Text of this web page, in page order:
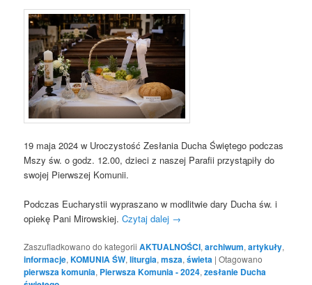
19 maja 2024 w Uroczystość Zesłania Ducha Świętego podczas
Mszy św. o godz. 12.00, dzieci z naszej Parafii przystąpiły do
swojej Pierwszej Komunii.
Podczas Eucharystii wypraszano w modlitwie dary Ducha św. i
opiekę Pani Mirowskiej.Czytaj dalej →
Zaszufladkowano do kategorii AKTUALNOŚCI,archiwum,artykuły,
informacje,KOMUNIA ŚW,liturgia,msza,świeta |Otagowano
pierwsza komunia, Pierwsza Komunia - 2024,zesłanie Ducha